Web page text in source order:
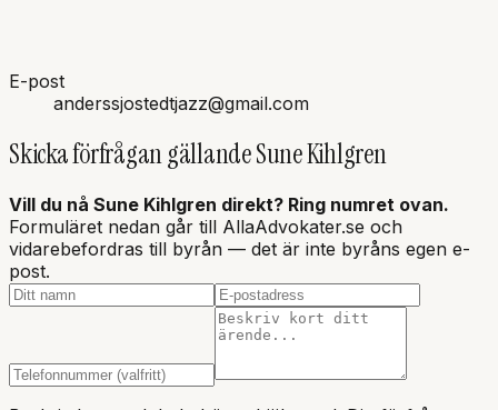
E-post
anderssjostedtjazz@gmail.com
Skicka förfrågan gällandeSune Kihlgren
Vill du nå Sune Kihlgren direkt? Ring numret ovan.
Formuläret nedan går till AllaAdvokater.se och
vidarebefordras till byrån — det är inte byråns egen e-
post.